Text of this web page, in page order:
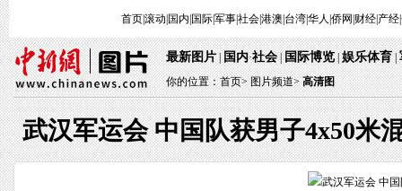
首页|滚动 国内 国际|军事|社会|港澳 台湾|华人 侨网 财经| 产经|
最新图片|国内·社会|国际博览|娱乐体育 |
你的位置：首页>图片频道> 高清图
武汉军运会 中国队获男子4x50米